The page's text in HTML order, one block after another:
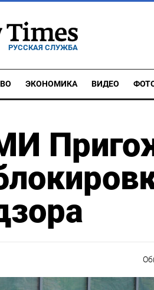
РУССКАЯ СЛУЖБА
ЭКОНОМИКА ВИДЕО